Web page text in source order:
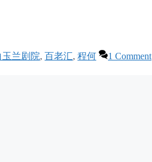
玉兰剧院, 百老汇, 程何
1 Comment